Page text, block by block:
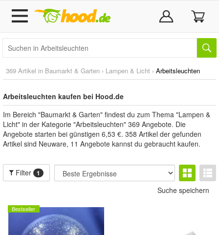
369 Artikel in Baumarkt & Garten › Lampen & Licht › Arbeitsleuchten
Arbeitsleuchten kaufen bei Hood.de
Im Bereich "Baumarkt & Garten" findest du zum Thema "Lampen &
Licht" in der Kategorie "Arbeitsleuchten" 369 Angebote. Die
Angebote starten bei günstigen 6,53 €. 358 Artikel der gefunden
Artikel sind Neuware, 11 Angebote kannst du gebraucht kaufen.
Filter 1
Suche speichern
Bestseller